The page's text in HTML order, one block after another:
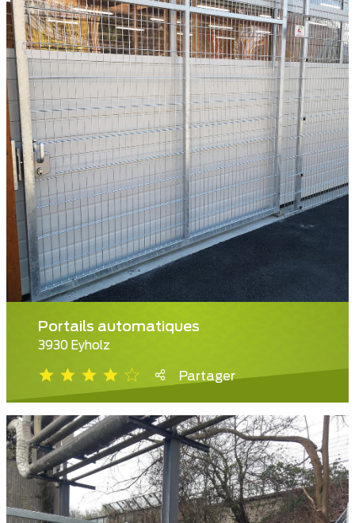
Portails automatiques
3930 Eyholz
Partager